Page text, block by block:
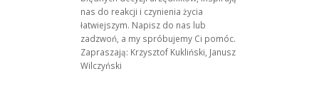
nas do reakcji i czynienia życia
łatwiejszym. Napisz do nas lub
zadzwoń, a my spróbujemy Ci pomóc.
Zapraszają: Krzysztof Kukliński, Janusz
Wilczyński